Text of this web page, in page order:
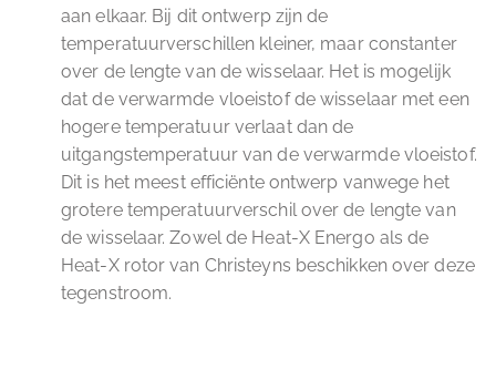
aan elkaar. Bij dit ontwerp zijn de
temperatuurverschillen kleiner, maar constanter
over de lengte van de wisselaar. Het is mogelijk
dat de verwarmde vloeistof de wisselaar met een
hogere temperatuur verlaat dan de
uitgangstemperatuur van de verwarmde vloeistof.
Dit is het meest efficiënte ontwerp vanwege het
grotere temperatuurverschil over de lengte van
de wisselaar. Zowel de Heat-X Energo als de
Heat-X rotor van Christeyns beschikken over deze
tegenstroom.